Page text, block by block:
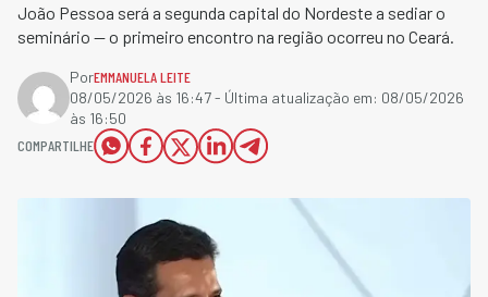
João Pessoa será a segunda capital do Nordeste a sediar o
seminário — o primeiro encontro na região ocorreu no Ceará.
PorEMMANUELA LEITE
08/05/2026 às 16:47- Última atualização em: 08/05/2026
às 16:50
COMPARTILHE